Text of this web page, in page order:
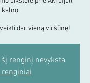
kalno
dar vieną viršūnę!
renginį nevyksta